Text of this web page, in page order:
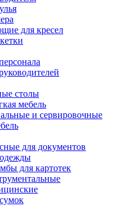
для кресел
столы
мебель
и сервировочные
для документов
для картотек